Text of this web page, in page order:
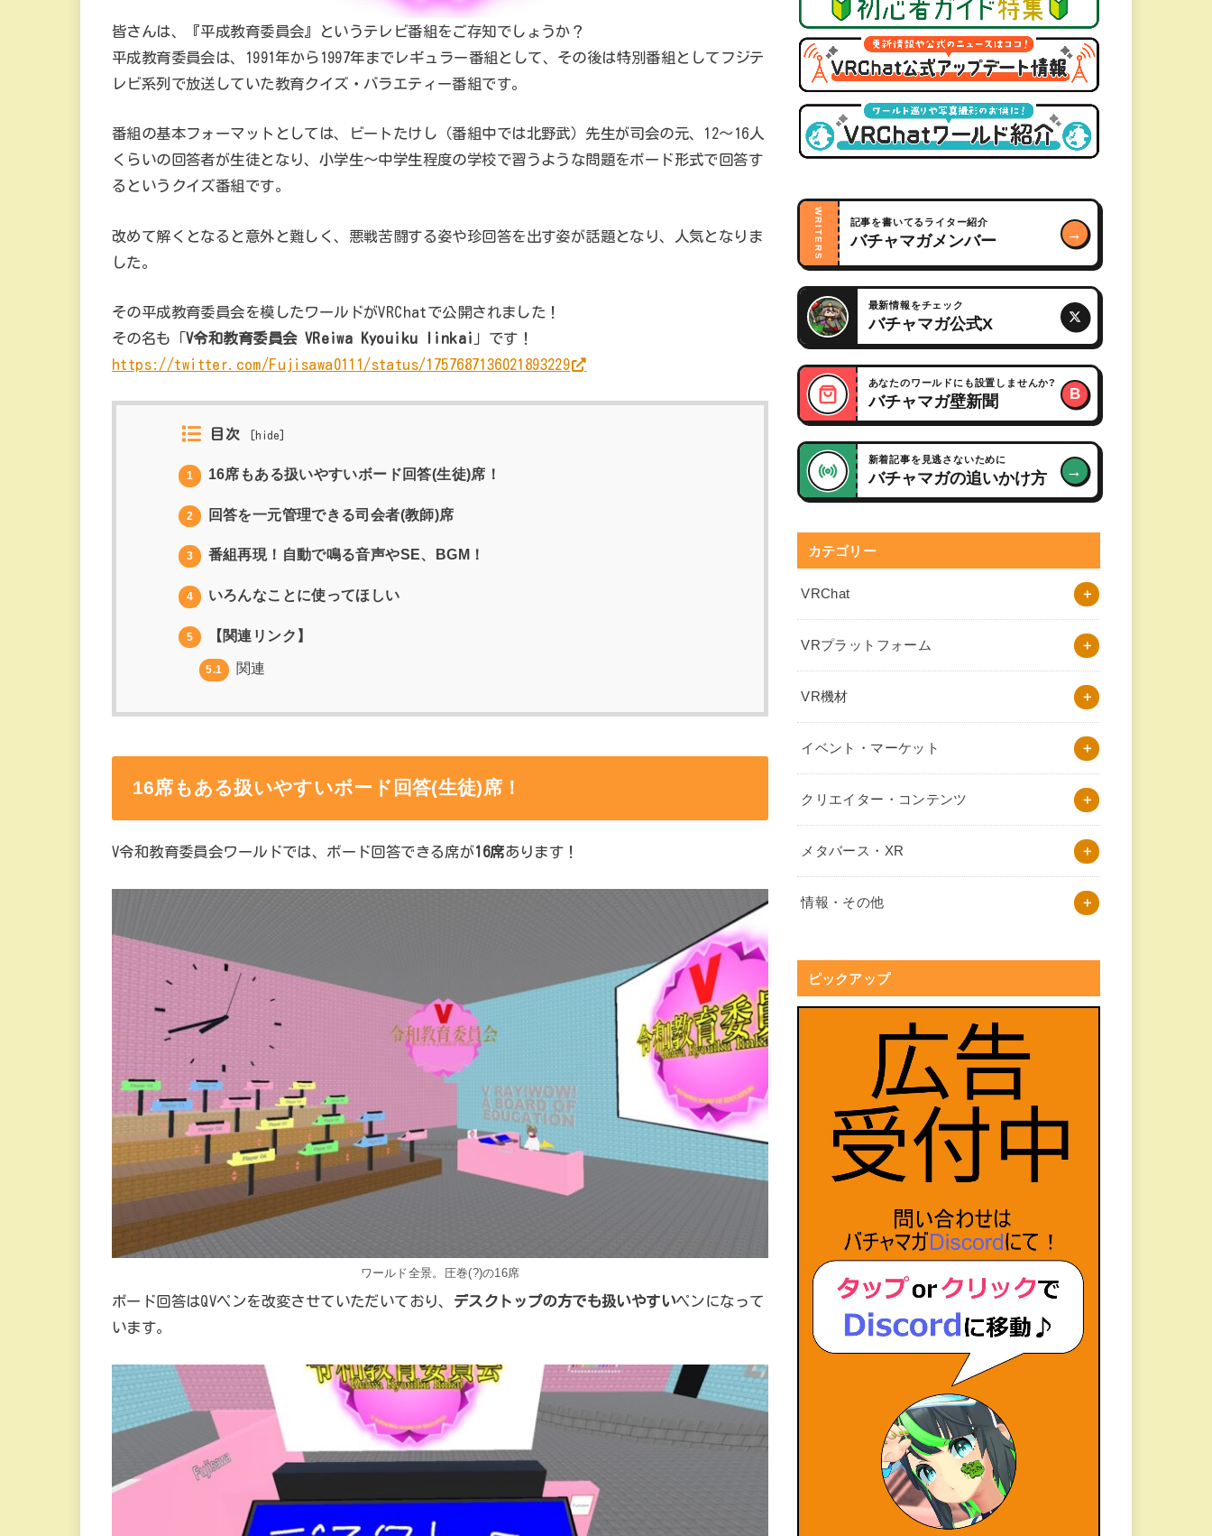
皆さんは、『平成教育委員会』というテレビ番組をご存知でしょうか？
平成教育委員会は、1991年から1997年までレギュラー番組として、その後は特別番組としてフジテ
レビ系列で放送していた教育クイズ・バラエティー番組です。
番組の基本フォーマットとしては、ビートたけし（番組中では北野武）先生が司会の元、12～16人
くらいの回答者が生徒となり、小学生～中学生程度の学校で習うような問題をボード形式で回答す
るというクイズ番組です。
改めて解くとなると意外と難しく、悪戦苦闘する姿や珍回答を出す姿が話題となり、人気となりま
した。
その平成教育委員会を模したワールドがVRChatで公開されました！
その名も「V令和教育委員会 VReiwa Kyouiku Iinkai 」です！
https://twitter.com/Fujisawa0111/status/1757687136021893229
目次 hide
1 16席もある扱いやすいボード回答(生徒)席！
2 回答を一元管理できる司会者(教師)席
3 番組再現！自動で鳴る音声やSE、BGM！
4 いろんなことに使ってほしい
5 【関連リンク】
5.1 関連
16席もある扱いやすいボード回答(生徒)席！
V令和教育委員会ワールドでは、ボード回答できる席が16席あります！
ワールド全景。圧巻(?)の16席
ボード回答はQVペンを改変させていただいており、 デスクトップの方でも扱いやすいペンになって
います。
WRITERS 記事を書いてるライター紹介
バチャマガメンバー →
最新情報をチェック
バチャマガ公式X
あなたのワールドにも設置しませんか?
バチャマガ壁新聞 B
新着記事を見逃さないために
バチャマガの追いかけ方 →
カテゴリー
VRChat
VRプラットフォーム
VR機材
イベント・マーケット
クリエイター・コンテンツ
メタバース・XR
情報・その他
ピックアップ